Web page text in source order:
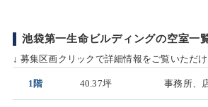
池袋第一生命ビルディングの空室一
↓ 募集区画クリックで詳細情報をご覧いただ
1階 40.37坪 事務所、